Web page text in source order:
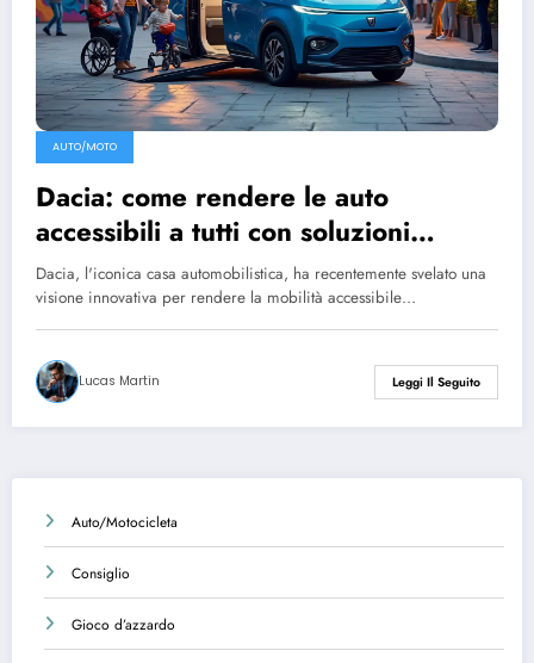
AUTO/MOTO
Dacia: come rendere le auto
accessibili a tutti con soluzioni
innovative
Dacia, l'iconica casa automobilistica, ha recentemente svelato una
visione innovativa per rendere la mobilità accessibile…
Lucas Martin Leggi Il Seguito
Auto/Motocicleta
Consiglio
Gioco d’azzardo